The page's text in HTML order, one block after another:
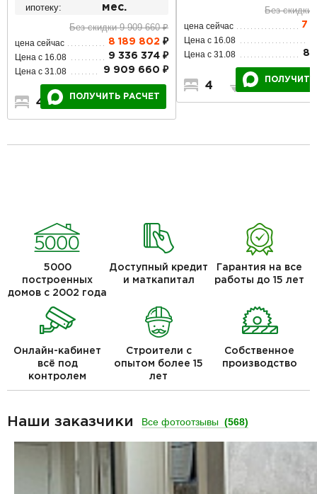
ипотеку:
мес.
Без скидки 9 909 660 ₽
цена сейчас 8 189 802 ₽
Цена с 16.08 9 336 374 ₽
Цена с 31.08 9 909 660 ₽
4
ПОЛУЧИТЬ РАСЧЕТ
Без скидки
цена сейчас 7
Цена с 16.08
Цена с 31.08 8
4 2
5000
построенных
домов с 2002 года
Доступный кредит
и маткапитал
Гарантия на все
работы до 15 лет
Онлайн-кабинет
всё под
контролем
Строители с
опытом более 15
лет
Собственное
производство
Наши заказчики Все фотоотзывы (568)